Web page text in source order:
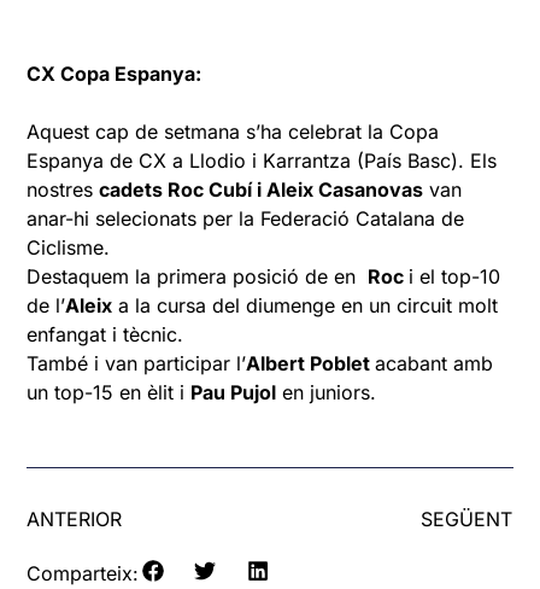
CX Copa Espanya:
Aquest cap de setmana s’ha celebrat la Copa
Espanya de CX a Llodio i Karrantza (País Basc). Els
nostrescadets Roc Cubí i Aleix Casanovas van
anar-hi selecionats per la Federació Catalana de
Ciclisme.
Destaquem la primera posició de en Roc i el top-10
de l’Aleix a la cursa del diumenge en un circuit molt
enfangat i tècnic.
També i van participar l’Albert Pobletacabant amb
un top-15 en èlit i Pau Pujol en juniors.
ANTERIOR SEGÜENT
Comparteix: